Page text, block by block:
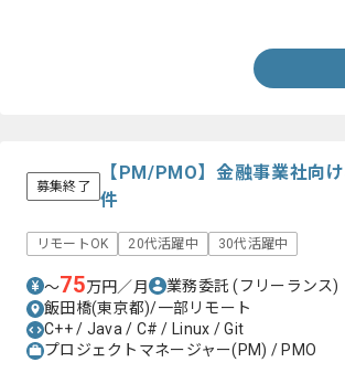
募集終了
【PM/PMO】金融事業社向
件
リモートOK 20代活躍中 30代活躍中
〜75万円／月 業務委託(フリーランス)
飯田橋(東京都)/一部リモート
C++ / Java / C# / Linux / Git
プロジェクトマネージャー(PM) / PMO